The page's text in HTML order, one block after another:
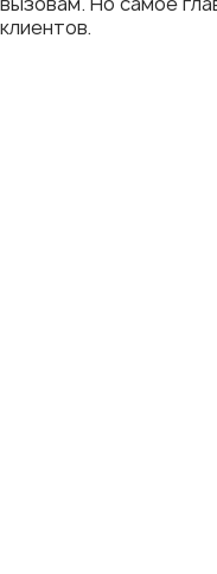
клиентов.